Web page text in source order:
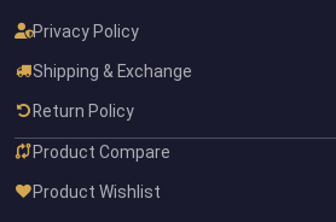
Privacy Policy
Shipping & Exchange
Return Policy
Product Compare
Product Wishlist